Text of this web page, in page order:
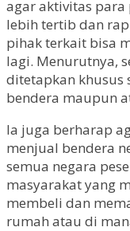
agar aktivitas
lebih tertib dan
pihak terkait bisa
lagi. Menurutnya,
ditetapkan khusus
bendera maupun
Ia juga berharap
menjual bendera
semua negara
masyarakat yang
membeli dan
rumah atau di